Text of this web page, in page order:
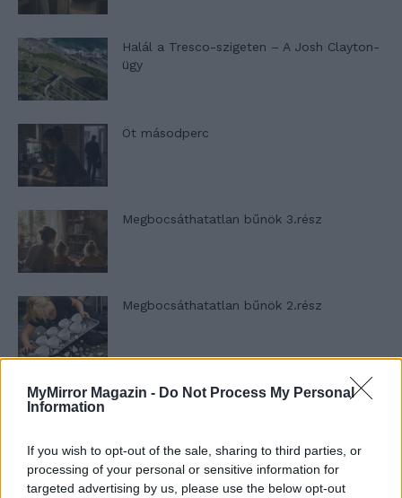
MyMirror Magazin - Do Not Process My Personal
Information
If you wish to opt-out of the sale, sharing to third parties, or
processing of your personal or sensitive information for
targeted advertising by us, please use the below opt-out
Halál a Tresco-szigeten – A Josh Clayton-
ügy
Öt másodperc
Megbocsáthatatlan bűnök 3.rész
Megbocsáthatatlan bűnök 2.rész
Megbocsáthatatlan bűnök 1.rész
Szent Genovéva, a túlélő Franciaország